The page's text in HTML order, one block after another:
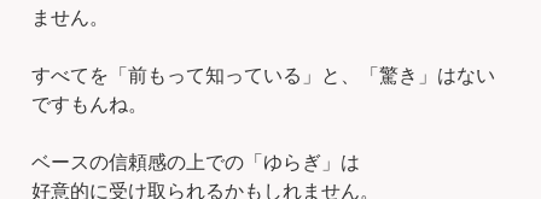
ません。
すべてを「前もって知っている」と、「驚き」はない
ですもんね。
ベースの信頼感の上での「ゆらぎ」は
好意的に受け取られるかもしれません。